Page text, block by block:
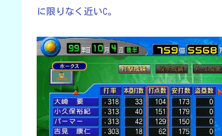
に限りなく近いC。